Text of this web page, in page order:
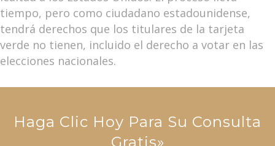
tiempo, pero como ciudadano estadounidense,
tendrá derechos que los titulares de la tarjeta
verde no tienen, incluido el derecho a votar en las
elecciones nacionales.
Haga Clic Hoy Para Su Consulta
Gratis»